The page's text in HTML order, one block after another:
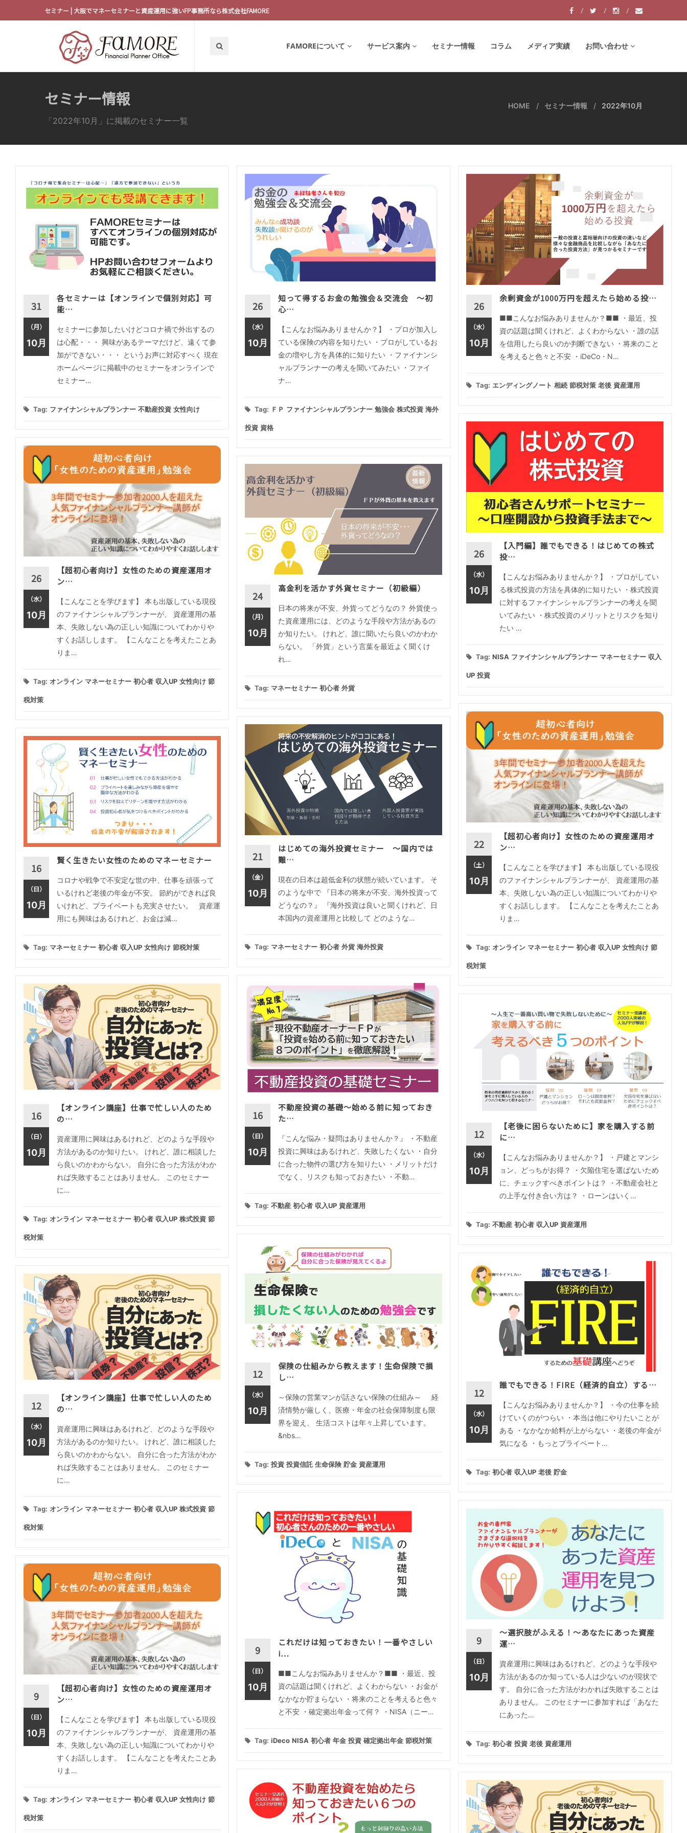
セミナー | 大阪でマネーセミナーと資産運用に強いFP事務所なら株式会社FAMORE
FAMOREについて サービス案内 セミナー情報 コラム メディア実績 お問い合わせ
セミナー情報
「2022年10月」に掲載のセミナー一覧
HOME セミナー情報 2022年10月
31
（月）
10月
各セミナーは【オンラインで個別対応】可
能…
セミナーに参加したいけどコロナ禍で外出するの
は心配・・・ 興味があるテーマだけど、遠くて参
加ができない・・・ というお声に対応すべく 現在
ホームページに掲載中のセミナーをオンラインで
セミナー…
Tag: ファイナンシャルプランナー 不動産投資 女性向け
26
（水）
10月
知って得するお金の勉強会＆交流会 ～初
心…
【こんなお悩みありませんか？】 ・プロが加入し
ている保険の内容を知りたい ・プロがしているお
金の増やし方を具体的に知りたい ・ファイナンシ
ャルプランナーの考えを聞いてみたい ・ファイ
ナ…
Tag: ＦＰ ファイナンシャルプランナー 勉強会 株式投資 海外
投資 資格
26
（水）
10月
余剰資金が1000万円を超えたら始める投…
■■こんなお悩みありませんか？■■ ・最近、投
資の話題は聞くけれど、よくわからない ・誰の話
を信用したら良いのか判断できない ・将来のこと
を考えると色々と不安 ・iDeCo・N…
Tag: エンディングノート 相続 節税対策 老後 資産運用
26
（水）
10月
【入門編】誰でもできる！はじめての株式
投…
【こんなお悩みありませんか？】 ・プロがしてい
る株式投資の方法を具体的に知りたい ・株式投資
に対するファイナンシャルプランナーの考えを聞
いてみたい ・株式投資のメリットとリスクを知り
たい …
Tag: NISA ファイナンシャルプランナー マネーセミナー 収入
UP 投資
26
（水）
10月
【超初心者向け】女性のための資産運用オ
ン…
【こんなことを学びます】 本も出版している現役
のファイナンシャルプランナーが、 資産運用の基
本、失敗しない為の正しい知識についてわかりや
すくお話しします。 【こんなことを考えたことあ
りま…
Tag: オンライン マネーセミナー 初心者 収入UP 女性向け 節
税対策
24
（月）
10月
高金利を活かす外貨セミナー（初級編）
日本の将来が不安、外貨ってどうなの？ 外貨使っ
た資産運用には、どのような手段や方法があるの
か知りたい。 けれど、誰に聞いたら良いのかわか
らない。 「外貨」という言葉を最近よく聞くけ
れ…
Tag: マネーセミナー 初心者 外貨
22
（土）
10月
【超初心者向け】女性のための資産運用オ
ン…
【こんなことを学びます】 本も出版している現役
のファイナンシャルプランナーが、 資産運用の基
本、失敗しない為の正しい知識についてわかりや
すくお話しします。 【こんなことを考えたことあ
りま…
Tag: オンライン マネーセミナー 初心者 収入UP 女性向け 節
税対策
21
（金）
10月
はじめての海外投資セミナー ～国内では
難…
現在の日本は超低金利の状態が続いています。 そ
のような中で 『日本の将来が不安、海外投資って
どうなの？』 『海外投資は良いと聞くけれど、日
本国内の資産運用と比較して どのような…
Tag: マネーセミナー 初心者 外貨 海外投資
16
（日）
10月
賢く生きたい女性のためのマネーセミナー
コロナや戦争で不安定な世の中、仕事を頑張って
いるけれど老後の年金が不安。 節約ができれば良
いけれど、プライベートも充実させたい。 資産運
用にも興味はあるけれど、お金は減…
Tag: マネーセミナー 初心者 収入UP 女性向け 節税対策
16
（日）
10月
不動産投資の基礎～始める前に知っておき
た…
『こんな悩み・疑問はありませんか？』 ・不動産
投資に興味はあるけれど、失敗したくない ・自分
に合った物件の選び方を知りたい ・メリットだけ
でなく、リスクも知っておきたい ・不動…
Tag: 不動産 初心者 収入UP 資産運用
16
（日）
10月
【オンライン講座】仕事で忙しい人のため
の…
資産運用に興味はあるけれど、どのような手段や
方法があるのか知りたい。 けれど、誰に相談した
ら良いのかわからない。 自分に合った方法がわか
れば失敗することはありません。 このセミナー
に…
Tag: オンライン マネーセミナー 初心者 収入UP 株式投資 節
税対策
12
（水）
10月
【老後に困らないために】家を購入する前
に…
【こんなお悩みありませんか？】 ・戸建とマンシ
ョン、どっちがお得？ ・欠陥住宅を選ばないため
に、チェックすべきポイントは？ ・不動産会社と
の上手な付き合い方は？ ・ローンはいく…
Tag: 不動産 初心者 収入UP 資産運用
12
（水）
10月
保険の仕組みから教えます！生命保険で損
し…
～保険の営業マンが話さない保険の仕組み～ 経
済情勢が厳しく、医療・年金の社会保障制度も限
界を迎え、 生活コストは年々上昇しています。
&nbs…
Tag: 投資 投資信託 生命保険 貯金 資産運用
12
（水）
10月
誰でもできる！FIRE（経済的自立）する…
【こんなお悩みありませんか？】 ・今の仕事を続
けていくのがつらい ・本当は他にやりたいことが
ある ・なかなか給料が上がらない ・老後の年金が
気になる ・もっとプライベート…
Tag: 初心者 収入UP 老後 貯金
12
（水）
10月
【オンライン講座】仕事で忙しい人のため
の…
資産運用に興味はあるけれど、どのような手段や
方法があるのか知りたい。 けれど、誰に相談した
ら良いのかわからない。 自分に合った方法がわか
れば失敗することはありません。 このセミナー
に…
Tag: オンライン マネーセミナー 初心者 収入UP 株式投資 節
税対策
9
（日）
10月
これだけは知っておきたい！一番やさしい
i…
■■こんなお悩みありませんか？■■ ・最近、投
資の話題は聞くけれど、よくわからない ・お金が
なかなか貯まらない ・将来のことを考えると色々
と不安 ・確定拠出年金って何？ ・NISA（ニー…
Tag: iDeco NISA 初心者 年金 投資 確定拠出年金 節税対策
9
（日）
10月
～選択肢がふえる！～あなたにあった資産
運…
資産運用に興味はあるけれど、どのような手段や
方法があるのか知っている人は少ないのが現状で
す。 自分に合った方法がわかれば失敗することは
ありません。 このセミナーに参加すれば「あなた
にあった…
Tag: 初心者 投資 老後 資産運用
9
（日）
10月
【超初心者向け】女性のための資産運用オ
ン…
【こんなことを学びます】 本も出版している現役
のファイナンシャルプランナーが、 資産運用の基
本、失敗しない為の正しい知識についてわかりや
すくお話しします。 【こんなことを考えたことあ
りま…
Tag: オンライン マネーセミナー 初心者 収入UP 女性向け 節
税対策